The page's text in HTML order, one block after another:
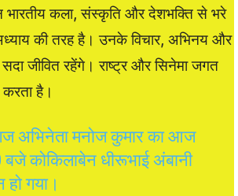
भारतीय कला, संस्कृति और देशभक्ति से भरे
की तरह है। उनके विचार, अभिनय और
जीवित रहेंगे। राष्ट्र और सिनेमा जगत
करता है।
अभिनेता मनोज कुमार का आज
कोकिलाबेन धीरूभाई अंबानी
गया।